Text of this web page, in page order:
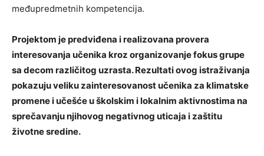
međupredmetnih kompetencija.
Projektom je predviđena i realizovana provera
interesovanja učenika kroz organizovanje fokus grupe
sa decom različitog uzrasta. Rezultati ovog istraživanja
pokazuju veliku zainteresovanost učenika za klimatske
promene i učešće u školskim i lokalnim aktivnostima na
sprečavanju njihovog negativnog uticaja i zaštitu
životne sredine.